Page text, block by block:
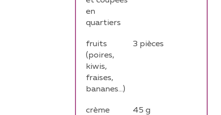
en
quartiers
fruits
(poires,
kiwis,
fraises,
bananes...)
3 pièces
crème
45 g